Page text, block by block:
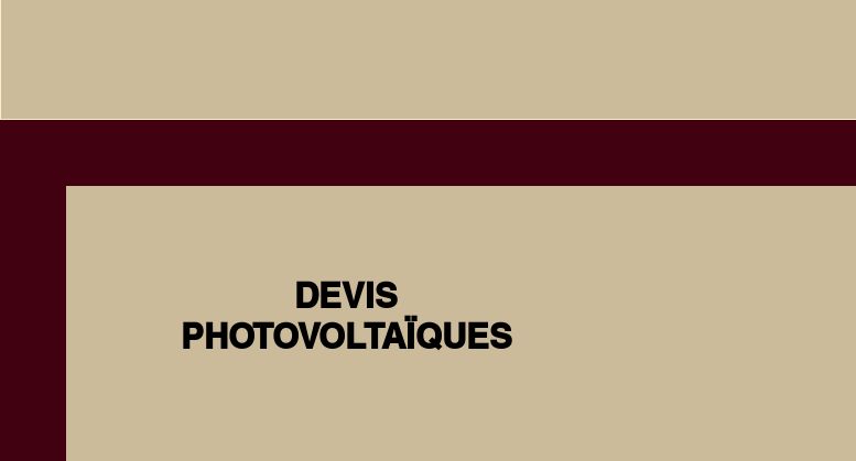
DEVIS
PHOTOVOLTAÏQUES